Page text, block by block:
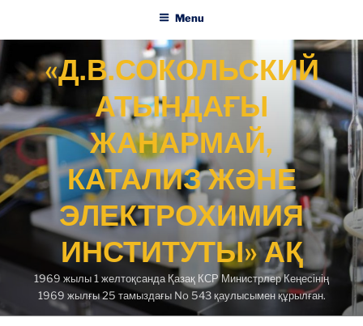
Skip
content«Д.В.СОКОЛЬСКИЙ
АТЫНДАҒЫ
ЖАНАРМАЙ,
КАТАЛИЗ ЖӘНЕ
ЭЛЕКТРОХИМИЯ
ИНСТИТУТЫ» АҚ
1969 жылы 1 желтоқсанда Қазақ КСР Министрлер Кеңесінің
1969 жылғы 25 тамыздағы No 543 қаулысымен құрылған.
Menu